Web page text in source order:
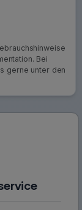
Bei
gerne unter den